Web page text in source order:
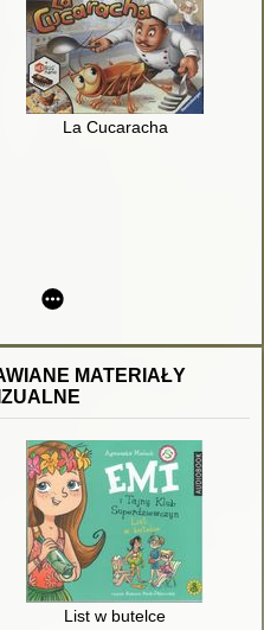
La Cucaracha
MATERIAŁY
List w butelce